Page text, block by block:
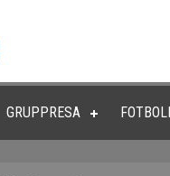
GRUPPRESA